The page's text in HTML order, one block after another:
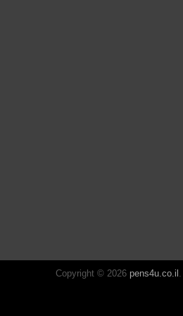
Copyright © 2026 pens4u.co.il